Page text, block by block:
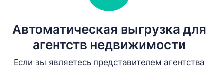
Автоматическая выгрузка для
агентств недвижимости
Если вы являетесь представителем агентства